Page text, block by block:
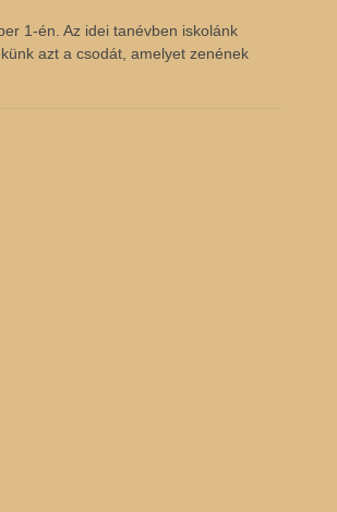
1-én. Az idei tanévben iskolánk
azt a csodát, amelyet zenének